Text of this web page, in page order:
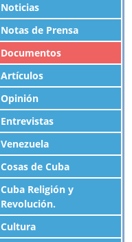
Noticias
Notas de Prensa
Documentos
Artículos
Opinión
Entrevistas
Venezuela
Cosas de Cuba
Cuba Religión y
Revolución.
Cultura